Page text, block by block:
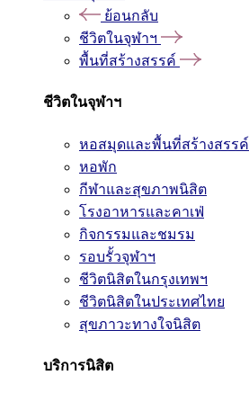
ย้อนกลับ
ชีวิตในจุฬาฯ
พื้นที่สร้างสรรค์
ชีวิตในจุฬาฯ
หอสมุดและพื้นที่สร้างสรรค์
หอพัก
กีฬาและสุขภาพนิสิต
โรงอาหารและคาเฟ่
กิจกรรมและชมรม
รอบรั้วจุฬาฯ
ชีวิตนิสิตในกรุงเทพฯ
ชีวิตนิสิตในประเทศไทย
สุขภาวะทางใจนิสิต
บริการนิสิต